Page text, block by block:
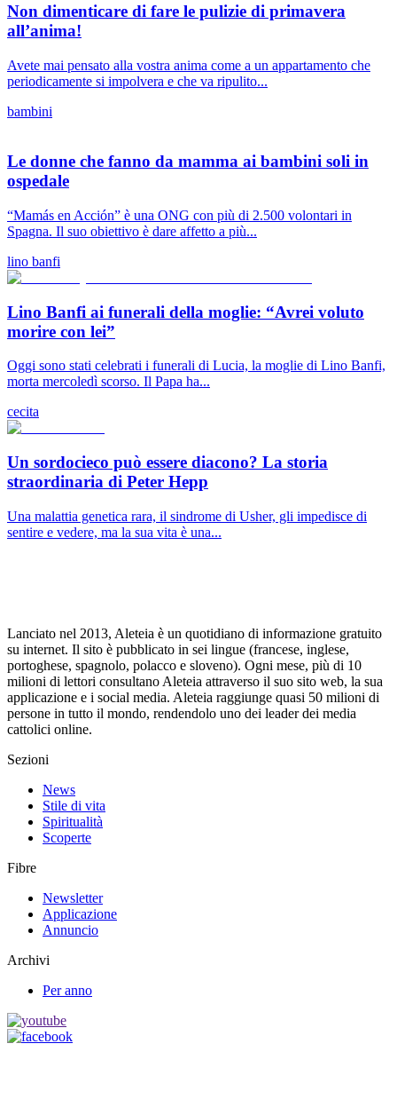
Non dimenticare di fare le pulizie di primavera
all’anima!
Avete mai pensato alla vostra anima come a un appartamento che
periodicamente si impolvera e che va ripulito...
bambini
Le donne che fanno da mamma ai bambini soli in
ospedale
“Mamás en Acción” è una ONG con più di 2.500 volontari in
Spagna. Il suo obiettivo è dare affetto a più...
lino banfi
Lino Banfi ai funerali della moglie: “Avrei voluto
morire con lei”
Oggi sono stati celebrati i funerali di Lucia, la moglie di Lino Banfi,
morta mercoledì scorso. Il Papa ha...
cecita
Un sordocieco può essere diacono? La storia
straordinaria di Peter Hepp
Una malattia genetica rara, il sindrome di Usher, gli impedisce di
sentire e vedere, ma la sua vita è una...
Lanciato nel 2013, Aleteia è un quotidiano di informazione gratuito
su internet. Il sito è pubblicato in sei lingue (francese, inglese,
portoghese, spagnolo, polacco e sloveno). Ogni mese, più di 10
milioni di lettori consultano Aleteia attraverso il suo sito web, la sua
applicazione e i social media. Aleteia raggiunge quasi 50 milioni di
persone in tutto il mondo, rendendolo uno dei leader dei media
cattolici online.
Sezioni
News
Stile di vita
Spiritualità
Scoperte
Fibre
Newsletter
Applicazione
Annuncio
Archivi
Per anno